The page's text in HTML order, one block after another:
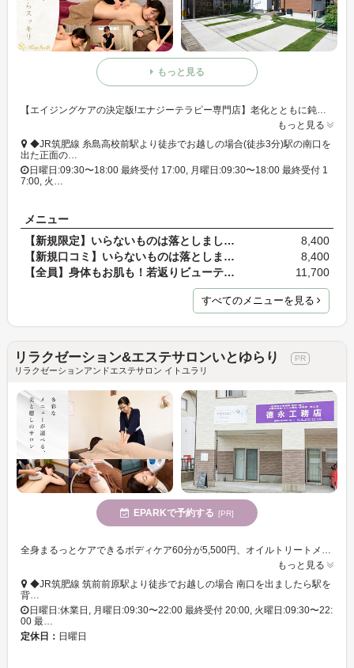
もっと見る
【エイジングケアの決定版!エナジーテラピー専門店】老化とともに鈍くなる神経伝達をスムーズにし、血液・リンパ・筋肉・骨までアプローチ^_^体の奥から元気になる!そんな体感をお楽しみください。
もっと見る
◆JR筑肥線 糸島高校前駅より徒歩でお越しの場合(徒歩3分)駅の南口を
出た正面の…
日曜日:09:30〜18:00 最終受付 17:00, 月曜日:09:30〜18:00 最終受付 1
7:00, 火…
メニュー
【新規限定】いらないものは落としましょう！肉体的…
8,400
【新規口コミ】いらないものは落としましょう！肉体…
8,400
【全員】身体もお肌も！若返りビューティコース♪フェ…
11,700
すべてのメニューを見る
リラクゼーション&エステサロンいとゆらり
リラクゼーションアンドエステサロン イトユラリ
EPARKで予約する [PR]
もっと見る
◆JR筑肥線 筑前前原駅より徒歩でお越しの場合 南口を出ましたら駅を
背…
日曜日:休業日, 月曜日:09:30〜22:00 最終受付 20:00, 火曜日:09:30〜22:
00 最…
定休日： 日曜日